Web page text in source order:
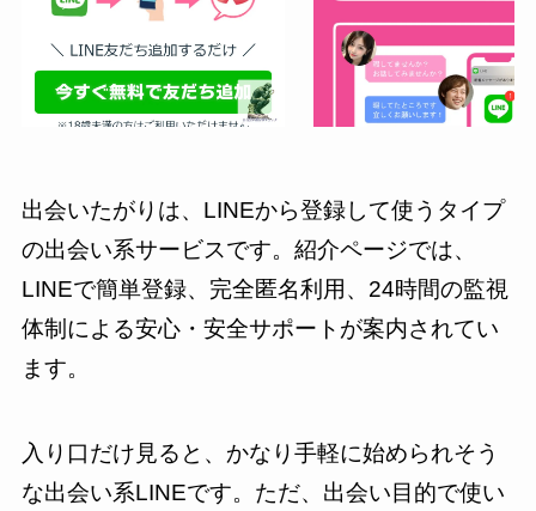
出会いたがりは、LINEから登録して使うタイプ
の出会い系サービスです。紹介ページでは、
LINEで簡単登録、完全匿名利用、24時間の監視
体制による安心・安全サポートが案内されてい
ます。
入り口だけ見ると、かなり手軽に始められそう
な出会い系LINEです。ただ、出会い目的で使い